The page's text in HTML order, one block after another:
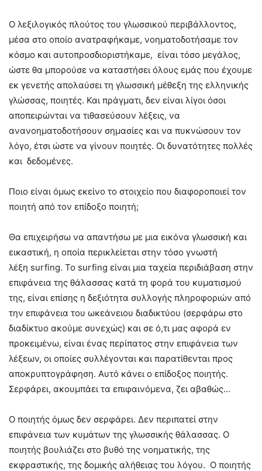
Ο λεξιλογικός πλούτος του γλωσσικού περιβάλλοντος,
μέσα στο οποίο ανατραφήκαμε, νοηματοδοτήσαμε τον
κόσμο και αυτοπροσδιοριστήκαμε, είναι τόσο μεγάλος,
ώστε θα μπορούσε να καταστήσει όλους εμάς που έχουμε
εκ γενετής απολαύσει τη γλωσσική μέθεξη της ελληνικής
γλώσσας, ποιητές. Και πράγματι, δεν είναι λίγοι όσοι
αποπειρώνται να τιθασεύσουν λέξεις, να
ανανοηματοδοτήσουν σημασίες και να πυκνώσουν τον
λόγο, έτσι ώστε να γίνουν ποιητές. Οι δυνατότητες πολλές
και δεδομένες.
Ποιο είναι όμως εκείνο το στοιχείο που διαφοροποιεί τον
ποιητή από τον επίδοξο ποιητή;
Θα επιχειρήσω να απαντήσω με μια εικόνα γλωσσική και
εικαστική, η οποία περικλείεται στην τόσο γνωστή
λέξη surfing. Το surfing είναι μια ταχεία περιδιάβαση στην
επιφάνεια της θάλασσας κατά τη φορά του κυματισμού
της, είναι επίσης η δεξιότητα συλλογής πληροφοριών από
την επιφάνεια του ωκεάνειου διαδικτύου (σερφάρω στο
διαδίκτυο ακούμε συνεχώς) και σε ό,τι μας αφορά εν
προκειμένω, είναι ένας περίπατος στην επιφάνεια των
λέξεων, οι οποίες συλλέγονται και παρατίθενται προς
αποκρυπτογράφηση. Αυτό κάνει ο επίδοξος ποιητής.
Σερφάρει, ακουμπάει τα επιφαινόμενα, ζει αβαθώς…
Ο ποιητής όμως δεν σερφάρει. Δεν περιπατεί στην
επιφάνεια των κυμάτων της γλωσσικής θάλασσας. Ο
ποιητής βουλιάζει στο βυθό της νοηματικής, της
εκφραστικής, της δομικής αλήθειας του λόγου. Ο ποιητής